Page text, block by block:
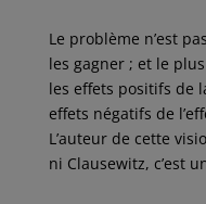
Le problème n’est
les gagner ; et le
les effets positifs de
effets négatifs de
L’auteur de cette
ni Clausewitz, c’est